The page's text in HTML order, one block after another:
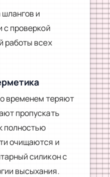
и
с проверкой
работы всех
временем теряют
пропускать
полностью
очищаются и
силикон с
высыхания.